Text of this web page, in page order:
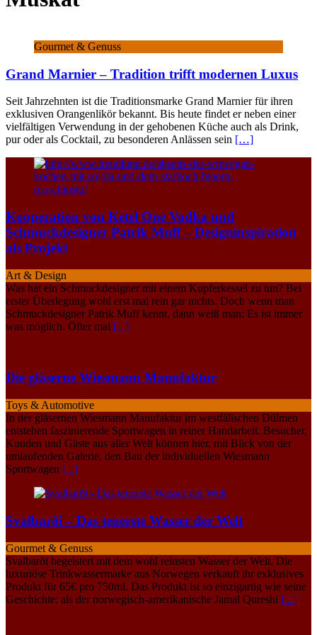
Gourmet & Genuss
Grand Marnier – Tradition trifft modernen Luxus
Seit Jahrzehnten ist die Traditionsmarke Grand Marnier für ihren
exklusiven Orangenlikör bekannt. Bis heute findet er neben einer
vielfältigen Verwendung in der gehobenen Küche auch als Drink,
pur oder als Cocktail, zu besonderen Anlässen sein […]
Kooperation von Ketel One Vodka und
Schmuckdesigner Patrik Muff – Designinspiration
als Projekt
Art & Design
Was hat ein Schmuckdesigner mit einem Kupferkessel zu tun? Bei
erster Überlegung wohl erst mal rein gar nichts. Doch wenn man
Schmuckdesigner Patrik Muff kennt, dann weiß man: Es ist immer
was möglich. Öfter mal [...]
Die gläserne Wiesmann Manufaktur
Toys & Automotive
In der gläsernen Wiesmann Manufaktur im westfälischen Dülmen
entstehen faszinierende Sportwagen in reiner Handarbeit. Besucher,
Kunden und Gäste aus aller Welt können hier, mit Blick von der
umlaufenden Galerie, den Bau der individuellen Wiesmann
Sportwagen [...]
Svalbarði – Das teuerste Wasser der Welt
Gourmet & Genuss
Svalbarði begeistert mit dem wohl reinsten Wasser der Welt. Die
luxuriöse Trinkwassermarke aus Norwegen verkauft ihr exklusives
Produkt für 65€ pro 750ml. Das Produkt ist so einzigartig wie seine
Geschichte: als der norwegisch-amerikanische Jamal Qureshi [...]